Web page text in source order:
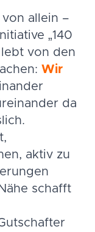
allein –
„140
von den
Wir
da
aktiv zu
schafft